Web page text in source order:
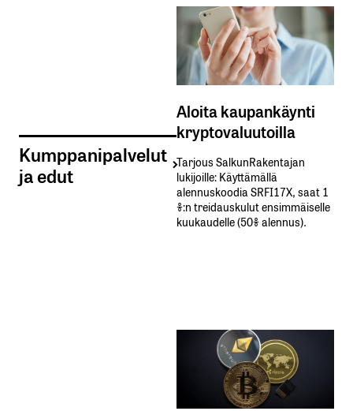
Kumppanipalvelut
ja edut
Aloita kaupankäynti
kryptovaluutoilla
Tarjous SalkunRakentajan
lukijoille: Käyttämällä​ ​
alennuskoodia​ ​SRFI17X,​ ​saat​ ​1
%:n treidauskulut​ ​ensimmäiselle​ ​
kuukaudelle​ ​(50%​ ​alennus).